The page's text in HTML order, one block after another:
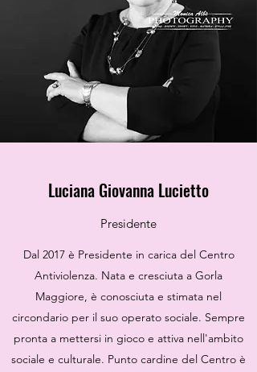
Luciana Giovanna Lucietto
Presidente
Dal 2017 è Presidente in carica del Centro
Antiviolenza. Nata e cresciuta a Gorla
Maggiore, è conosciuta e stimata nel
circondario per il suo operato sociale. Sempre
pronta a mettersi in gioco e attiva nell'ambito
sociale e culturale. Punto cardine del Centro è